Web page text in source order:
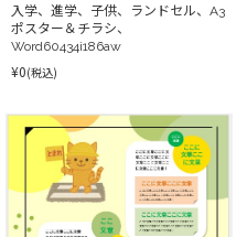
入学、進学、子供、ランドセル、A3
ポスター＆チラシ、
Word60434i186aw
¥0(税込)